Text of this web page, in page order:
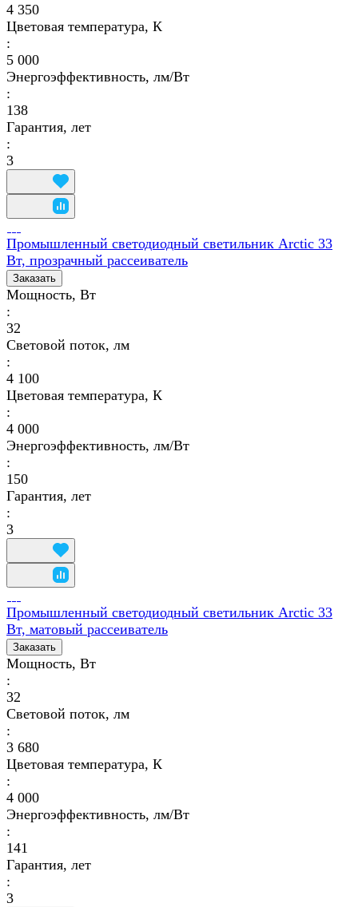
4 350
Цветовая температура, К
:
5 000
Энергоэффективность, лм/Вт
:
138
Гарантия, лет
:
3
Промышленный светодиодный светильник Arctic 33
Вт, прозрачный рассеиватель
Заказать
Мощность, Вт
:
32
Световой поток, лм
:
4 100
Цветовая температура, К
:
4 000
Энергоэффективность, лм/Вт
:
150
Гарантия, лет
:
3
Промышленный светодиодный светильник Arctic 33
Вт, матовый рассеиватель
Заказать
Мощность, Вт
:
32
Световой поток, лм
:
3 680
Цветовая температура, К
:
4 000
Энергоэффективность, лм/Вт
:
141
Гарантия, лет
:
3